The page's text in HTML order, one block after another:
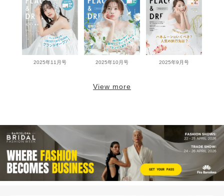
2025年11月号 2025年10月号 2025年9月号
View more